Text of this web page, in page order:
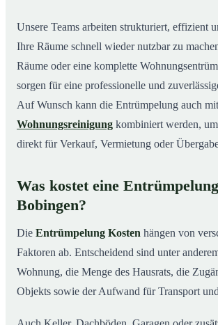
Unsere Teams arbeiten strukturiert, effizient
Ihre Räume schnell wieder nutzbar zu
Räume oder eine komplette
sorgen für eine professionelle und
Auf Wunsch kann die Entrümpelung auch
Wohnungsreinigung kombiniert werden,
direkt für Verkauf, Vermietung oder
Was kostet eine
Bobingen?
Die Entrümpelung Kosten hängen von
Faktoren ab. Entscheidend sind unter
Wohnung, die Menge des Hausrats, die
Objekts sowie der Aufwand für Transport